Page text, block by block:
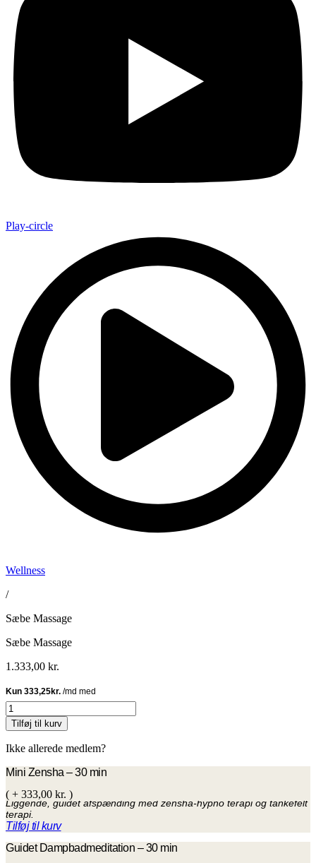
Play-circle
Wellness
/
Sæbe Massage
Sæbe Massage
1.333,00 kr.
Sæbe
Massage
antal
Tilføj til kurv
Ikke allerede medlem?
Mini Zensha – 30 min
( + 333,00 kr. )
Liggende, guidet afspænding med zensha-hypno terapi og tankefelt
terapi.
Tilføj til kurv
Guidet Dampbadmeditation – 30 min